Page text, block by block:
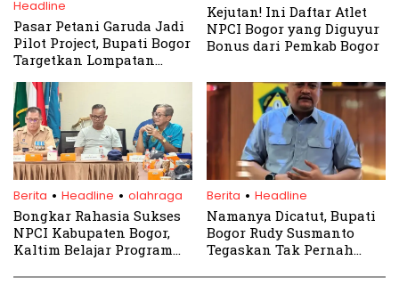
Headline
Pasar Petani Garuda Jadi
Pilot Project, Bupati Bogor
Targetkan Lompatan
Kejutan! Ini Daftar Atlet
NPCI Bogor yang Diguyur
Bonus dari Pemkab Bogor
Berita . Headline . olahraga
Bongkar Rahasia Sukses
NPCI Kabupaten Bogor,
Kaltim Belajar Program
Berita . Headline
Namanya Dicatut, Bupati
Bogor Rudy Susmanto
Tegaskan Tak Pernah